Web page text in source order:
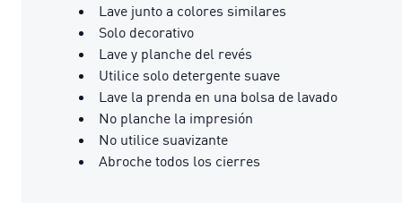
Lave junto a colores similares
Solo decorativo
Lave y planche del revés
Utilice solo detergente suave
Lave la prenda en una bolsa de lavado
No planche la impresión
No utilice suavizante
Abroche todos los cierres